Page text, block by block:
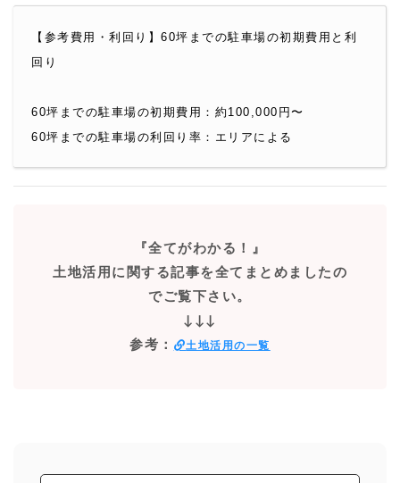
【参考費用・利回り】60坪までの駐車場の初期費用と利
回り
60坪までの駐車場の初期費用：約100,000円〜
60坪までの駐車場の利回り率：エリアによる
『全てがわかる！』
土地活用に関する記事を全てまとめましたの
でご覧下さい。
↓↓↓
参考：
土地活用の一覧